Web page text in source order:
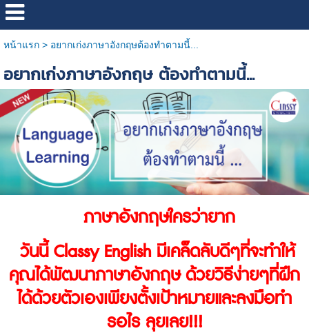
หน้าแรก> อยากเก่งภาษาอังกฤษต้องทำตามนี้...
อยากเก่งภาษาอังกฤษ ต้องทำตามนี้...
ภาษาอังกฤษใครว่ายาก
วันนี้ Classy English มีเคล็ดลับดีๆที่จะทำให้
คุณได้พัฒนาภาษาอังกฤษ ด้วยวิธีง่ายๆที่ฝึก
ได้ด้วยตัวเองเพียงตั้งเป้าหมายและลงมือทำ
รอไร ลุยเลย!!!